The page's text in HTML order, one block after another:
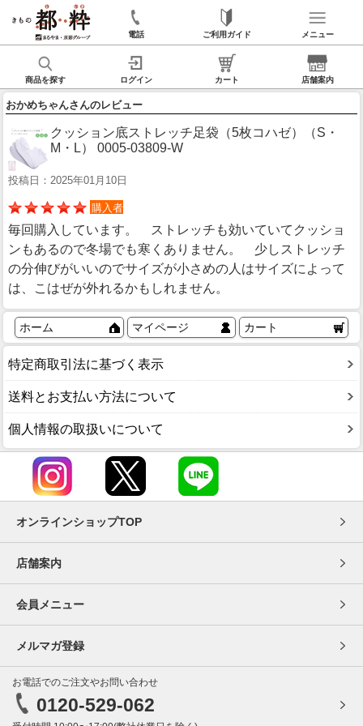
電話 ご利用ガイド メニュー
商品を探す ログイン カート 店舗案内
おかめちゃんさんのレビュー
クッション底ストレッチ足袋（5枚コハゼ）（S・
M・L） 0005-03809-W
投稿日：2025年01月10日
購入者
毎回購入しています。 ストレッチも効いていてクッショ
ンもあるので冬場でも寒くありません。 少しストレッチ
の分伸びがいいのでサイズが小さめの人はサイズによって
は、こはぜが外れるかもしれません。
ホーム マイページ カート
特定商取引法に基づく表示
送料とお支払い方法について
個人情報の取扱いについて
オンラインショップTOP
店舗案内
会員メニュー
メルマガ登録
お電話でのご注文やお問い合わせ
0120-529-062